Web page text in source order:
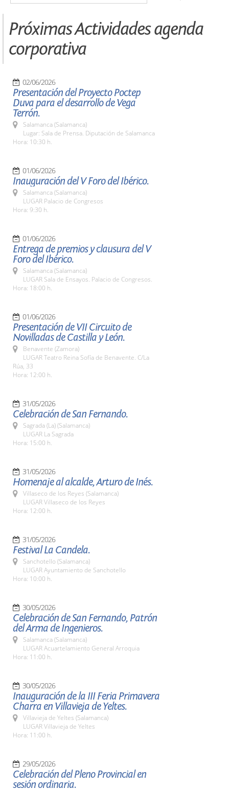
Próximas Actividades agenda
corporativa
02/06/2026
Presentación del Proyecto Poctep
Duva para el desarrollo de Vega
Terrón.
Salamanca (Salamanca)
Lugar: Sala de Prensa. Diputación de Salamanca
Hora: 10:30 h.
01/06/2026
Inauguración del V Foro del Ibérico.
Salamanca (Salamanca)
LUGAR Palacio de Congresos
Hora: 9:30 h.
01/06/2026
Entrega de premios y clausura del V
Foro del Ibérico.
Salamanca (Salamanca)
LUGAR Sala de Ensayos. Palacio de Congresos.
Hora: 18:00 h.
01/06/2026
Presentación de VII Circuito de
Novilladas de Castilla y León.
Benavente (Zamora)
LUGAR Teatro Reina Sofía de Benavente. C/La
Rúa, 33
Hora: 12:00 h.
31/05/2026
Celebración de San Fernando.
Sagrada (La) (Salamanca)
LUGAR La Sagrada
Hora: 15:00 h.
31/05/2026
Homenaje al alcalde, Arturo de Inés.
Villaseco de los Reyes (Salamanca)
LUGAR Villaseco de los Reyes
Hora: 12:00 h.
31/05/2026
Festival La Candela.
Sanchotello (Salamanca)
LUGAR Ayuntamiento de Sanchotello
Hora: 10:00 h.
30/05/2026
Celebración de San Fernando, Patrón
del Arma de Ingenieros.
Salamanca (Salamanca)
LUGAR Acuartelamiento General Arroquia
Hora: 11:00 h.
30/05/2026
Inauguración de la III Feria Primavera
Charra en Villavieja de Yeltes.
Villavieja de Yeltes (Salamanca)
LUGAR Villavieja de Yeltes
Hora: 11:00 h.
29/05/2026
Celebración del Pleno Provincial en
sesión ordinaria.